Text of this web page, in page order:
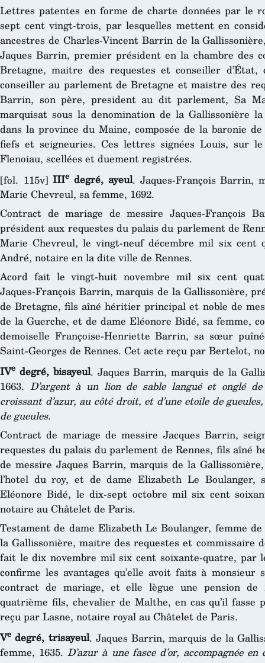
Lettres patentes en forme de charte données par le
sept cent vingt-trois, par lesquelles mettent en
ancestres de Charles-Vincent Barrin de la
Jaques Barrin, premier président en la chambre des
Bretagne, maitre des requestes et conseiller
conseiller au parlement de Bretagne et maistre des
Barrin, son père, president au dit parlement, Sa
marquisat sous la denomination de la Gallissonière
dans la province du Maine, composée de la baronie
fiefs et seigneuries. Ces lettres signées Louis, sur
Flenoiau, scellées et duement registrées.
[fol. 115v]IIIe degré, ayeul. Jaques-François Barrin,
Marie Chevreul, sa femme, 1692.
Contract de mariage de messire Jaques-François
président aux requestes du palais du parlement de
Marie Chevreul, le vingt-neuf décembre mil six cent
André, notaire en la dite ville de Rennes.
Acord fait le vingt-huit novembre mil six cent
Jaques-François Barrin, marquis de la Gallissonière,
de Bretagne, fils aîné héritier principal et noble de
de la Guerche, et de dame Eléonore Bidé, sa femme,
demoiselle Françoise-Henriette Barrin, sa sœur
Saint-Georges de Rennes. Cet acte reçu par Bertelot,
IVe degré, bisayeul. Jaques Barrin, marquis de la
1663. D’argent à un lion de sable langué et onglé de
croissant d’azur, au côté droit, et d’une etoile de
de gueules.
Contract de mariage de messire Jacques Barrin,
requestes du palais du parlement de Rennes, fils aîné
de messire Jaques Barrin, marquis de la
l’hotel du roy, et de dame Elizabeth Le Boulanger,
Eléonore Bidé, le dix-sept octobre mil six cent
notaire au Châtelet de Paris.
Testament de dame Elizabeth Le Boulanger, femme
la Gallissonière, maitre des requestes et commissaire
fait le dix novembre mil six cent soixante-quatre, par
confirme les avantages qu’elle avoit faits à
contract de mariage, et elle lègue une pension
quatrième fils, chevalier de Malthe, en cas qu’il fasse
reçu par Lasne, notaire royal au Châtelet de Paris.
Ve degré, trisayeul. Jaques Barrin, marquis de la
femme, 1635.D’azur à une fasce d’or, accompagnée